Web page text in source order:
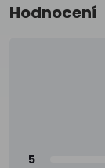
Hodnocení
5